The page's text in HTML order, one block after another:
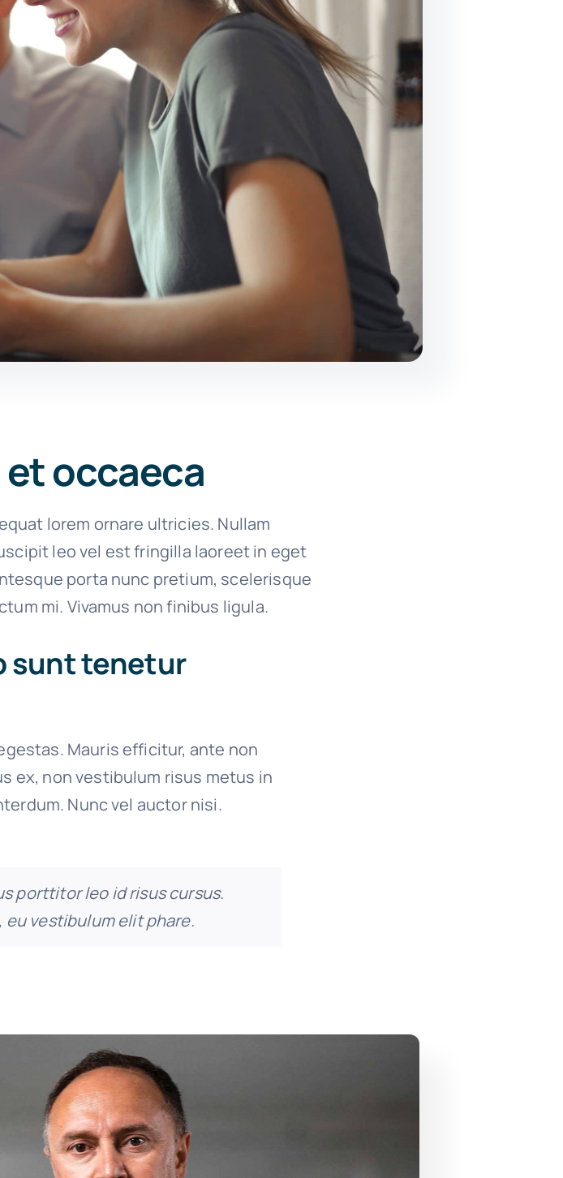
occaeca
lorem ornare ultricies. Nullam
leo vel est fringilla laoreet in eget
porta nunc pretium, scelerisque
mi. Vivamus non finibus ligula.
sunt tenetur
Mauris efficitur, ante non
ex, non vestibulum risus metus in
Nunc vel auctor nisi.
porttitor leo id risus cursus.
vestibulum elit phare.